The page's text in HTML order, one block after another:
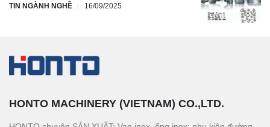
TIN NGÀNH NGHỀ 16/09/2025
HONTO MACHINERY (VIETNAM) CO.,LTD.